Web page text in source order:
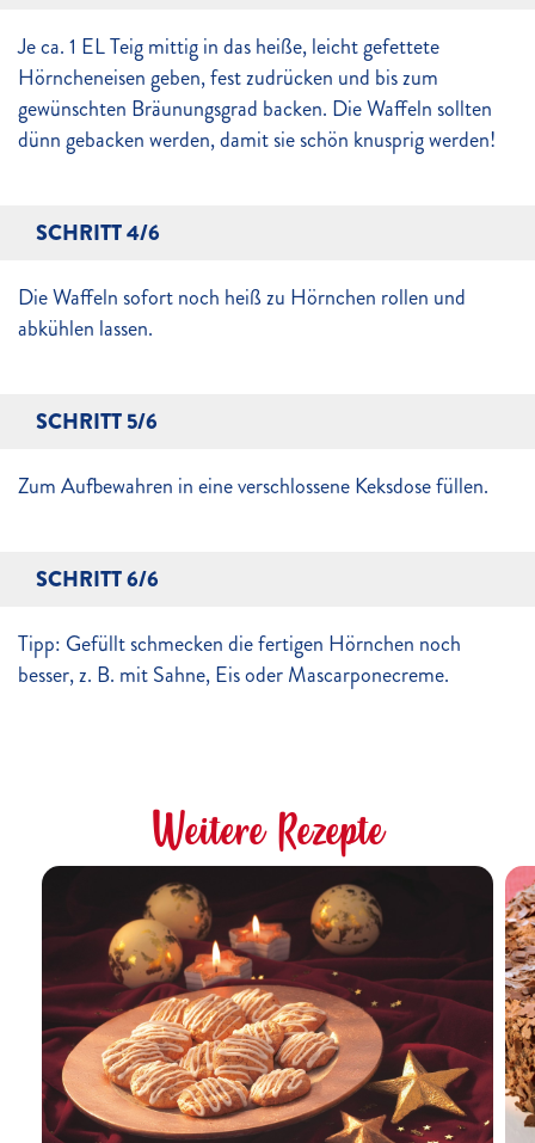
Je ca. 1 EL Teig mittig in das heiße, leicht gefettete
Hörncheneisen geben, fest zudrücken und bis zum
gewünschten Bräunungsgrad backen. Die Waffeln sollten
dünn gebacken werden, damit sie schön knusprig werden!
SCHRITT 4/6
Die Waffeln sofort noch heiß zu Hörnchen rollen und
abkühlen lassen.
SCHRITT 5/6
Zum Aufbewahren in eine verschlossene Keksdose füllen.
SCHRITT 6/6
Tipp: Gefüllt schmecken die fertigen Hörnchen noch
besser, z. B. mit Sahne, Eis oder Mascarponecreme.
Weitere Rezepte